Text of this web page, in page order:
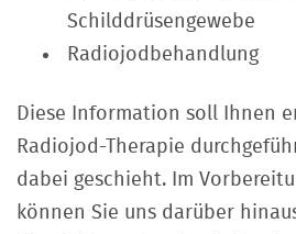
Schilddrüsengewebe
Radiojodbehandlung
Diese Information soll Ihnen
Radiojod-Therapie
dabei geschieht. Im
können Sie uns darüber